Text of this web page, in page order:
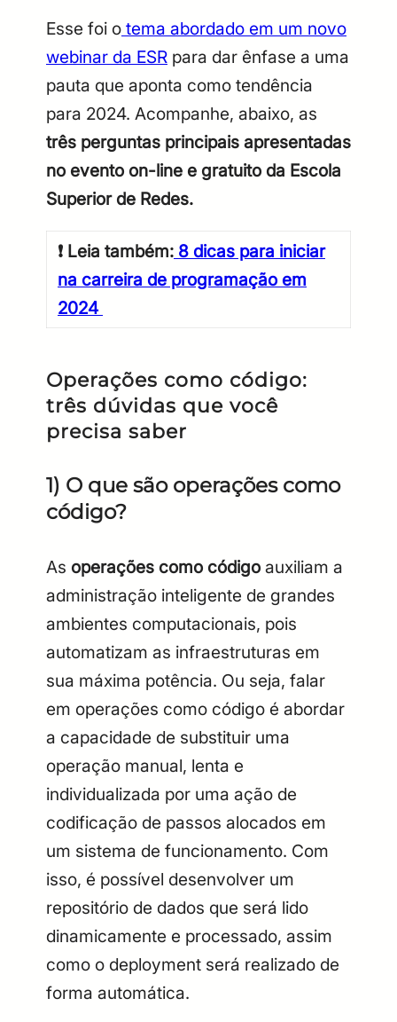
Esse foi o tema abordado em um novo
webinar da ESR para dar ênfase a uma
pauta que aponta como tendência
para 2024. Acompanhe, abaixo, as
três perguntas principais apresentadas
no evento on-line e gratuito da Escola
Superior de Redes.
❗ Leia também: 8 dicas para iniciar
na carreira de programação em
2024
Operações como código:
três dúvidas que você
precisa saber
1) O que são operações como
código?
As operações como código auxiliam a
administração inteligente de grandes
ambientes computacionais, pois
automatizam as infraestruturas em
sua máxima potência. Ou seja, falar
em operações como código é abordar
a capacidade de substituir uma
operação manual, lenta e
individualizada por uma ação de
codificação de passos alocados em
um sistema de funcionamento. Com
isso, é possível desenvolver um
repositório de dados que será lido
dinamicamente e processado, assim
como o deployment será realizado de
forma automática.